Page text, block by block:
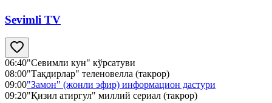
Sevimli TV
06:40"Севимли кун" кўрсатуви
08:00"Тақдирлар" теленовелла (такрор)
09:00"Замон" (жонли эфир) информацион дастури
09:20"Қизил атиргул" миллий сериал (такрор)